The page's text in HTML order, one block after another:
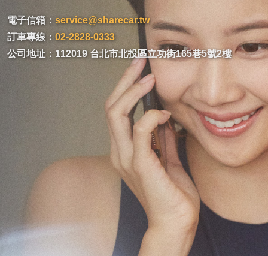
電子信箱： service@sharecar.tw
訂車專線： 02-2828-0333
公司地址：112019 台北市北投區立功街165巷5號2樓